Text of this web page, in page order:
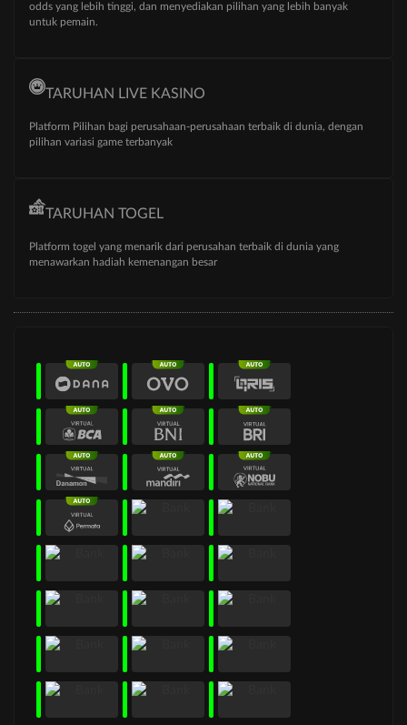
odds yang lebih tinggi, dan menyediakan pilihan yang lebih banyak
untuk pemain.
TARUHAN LIVE KASINO
Platform Pilihan bagi perusahaan-perusahaan terbaik di dunia, dengan
pilihan variasi game terbanyak
TARUHAN TOGEL
Platform togel yang menarik dari perusahan terbaik di dunia yang
menawarkan hadiah kemenangan besar